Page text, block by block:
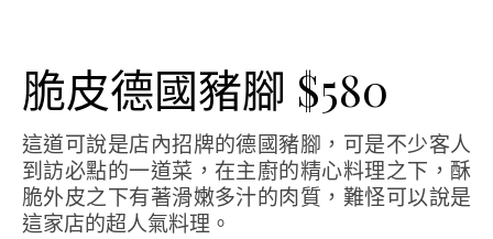
脆皮德國豬腳 $580
這道可說是店內招牌的德國豬腳，可是不少客人
到訪必點的一道菜，在主廚的精心料理之下，酥
脆外皮之下有著滑嫩多汁的肉質，難怪可以說是
這家店的超人氣料理。